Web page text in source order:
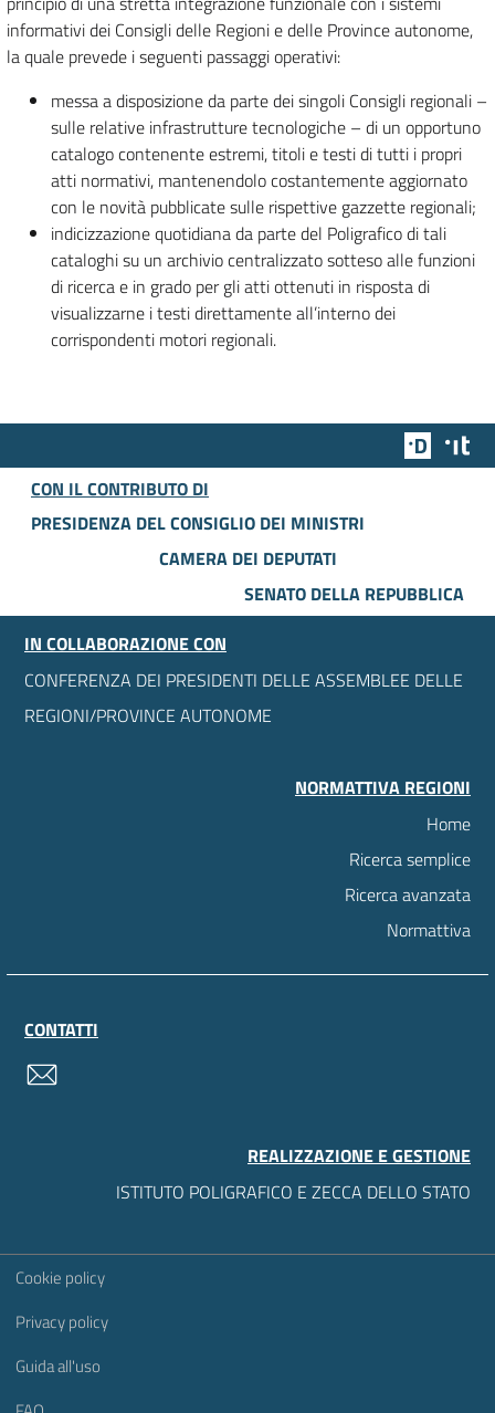
informativi dei Consigli delle Regioni e delle Province autonome,
la quale prevede i seguenti passaggi operativi:
messa a disposizione da parte dei singoli Consigli regionali –
sulle relative infrastrutture tecnologiche – di un opportuno
catalogo contenente estremi, titoli e testi di tutti i propri
atti normativi, mantenendolo costantemente aggiornato
con le novità pubblicate sulle rispettive gazzette regionali;
indicizzazione quotidiana da parte del Poligrafico di tali
cataloghi su un archivio centralizzato sotteso alle funzioni
di ricerca e in grado per gli atti ottenuti in risposta di
visualizzarne i testi direttamente all’interno dei
corrispondenti motori regionali.
Team
CON IL CONTRIBUTO DI
PRESIDENZA DEL CONSIGLIO DEI MINISTRI
CAMERA DEI DEPUTATI
SENATO DELLA REPUBBLICA
IN COLLABORAZIONE CON
CONFERENZA DEI PRESIDENTI DELLE ASSEMBLEE DELLE
REGIONI/PROVINCE AUTONOME
NORMATTIVA REGIONI
Home
Ricerca semplice
Ricerca avanzata
Normattiva
CONTATTI
REALIZZAZIONE E GESTIONE
ISTITUTO POLIGRAFICO E ZECCA DELLO STATO
Sezione Link Utili
Cookie policy
Privacy policy
Guida all'uso